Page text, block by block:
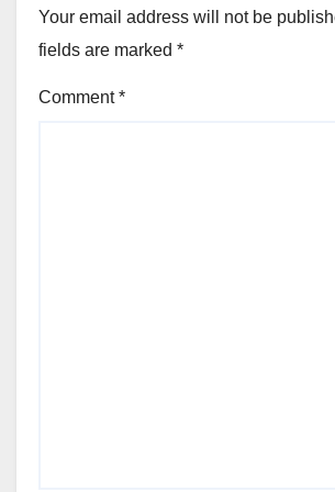
Your email address will not be
fields are marked *
Comment*